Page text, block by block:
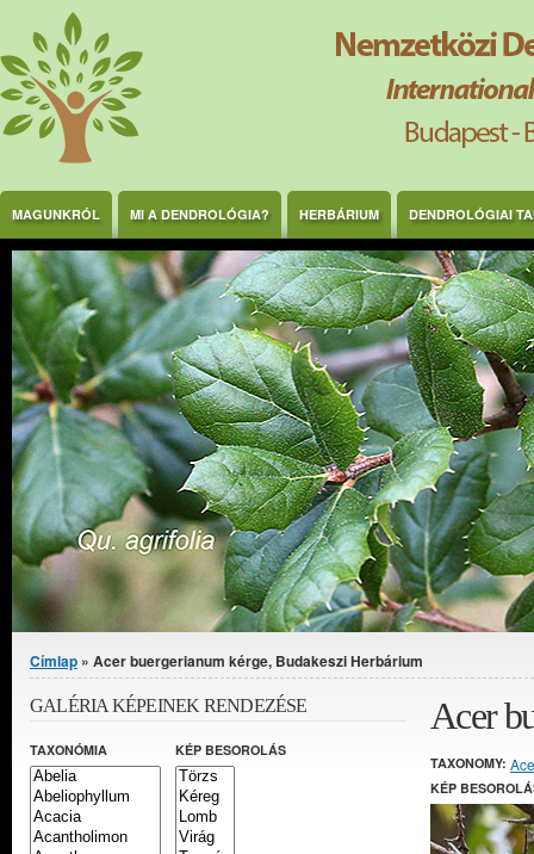
Ugrás a tartalomra
MAGUNKRÓL MI A DENDROLÓGIA? HERBÁRIUM DENDROLÓGIAI
Jelenlegi hely
Címlap » Acer buergerianum kérge, Budakeszi Herbárium
Acer
TAXONOMY:
KÉP
GALÉRIA KÉPEINEK RENDEZÉSE
TAXONÓMIA KÉP BESOROLÁS